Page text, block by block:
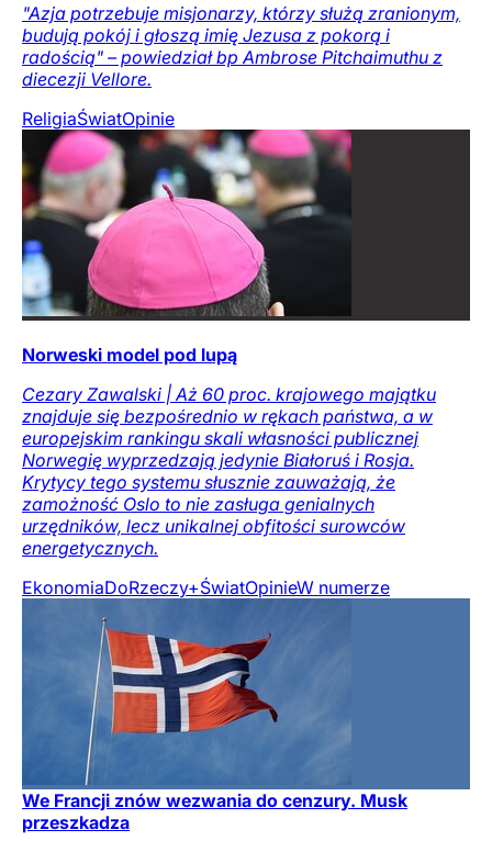
"Azja potrzebuje misjonarzy, którzy służą zranionym,
budują pokój i głoszą imię Jezusa z pokorą i
radością" – powiedział bp Ambrose Pitchaimuthu z
diecezji Vellore.
ReligiaŚwiatOpinie
Norweski model pod lupą
Cezary Zawalski | Aż 60 proc. krajowego majątku
znajduje się bezpośrednio w rękach państwa, a w
europejskim rankingu skali własności publicznej
Norwegię wyprzedzają jedynie Białoruś i Rosja.
Krytycy tego systemu słusznie zauważają, że
zamożność Oslo to nie zasługa genialnych
urzędników, lecz unikalnej obfitości surowców
energetycznych.
EkonomiaDoRzeczy+ŚwiatOpinieW numerze
We Francji znów wezwania do cenzury. Musk
przeszkadza